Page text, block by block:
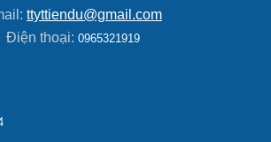
ttyttiendu@gmail.com
Điện thoại: 0965321919